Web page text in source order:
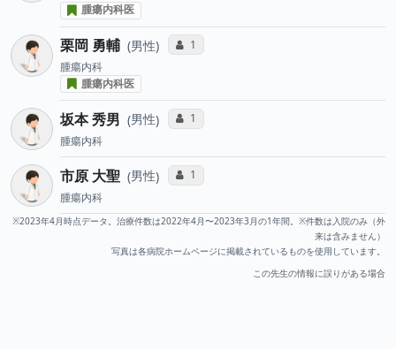
腫瘍内科医
栗岡 勇輔 男性 コミュニケーション・タイプ投票数
1
腫瘍内科
腫瘍内科医
坂本 秀男 男性 コミュニケーション・タイプ投票数
1
腫瘍内科
市原 大聖 男性 コミュニケーション・タイプ投票数
1
腫瘍内科
※2023年4月時点データ。治療件数は2022年4月〜2023年3月の1年間。※件数は入院のみ（外
来は含みません）
写真は各病院ホームページに掲載されているものを使用しています。
この先生の情報に誤りがある場合